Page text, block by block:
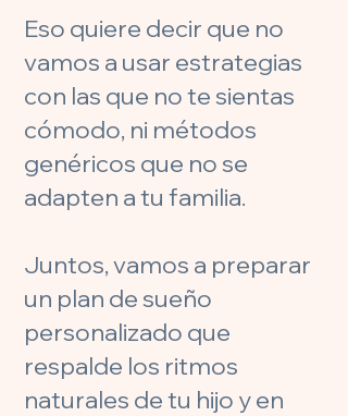
Eso quiere decir que no
vamos a usar estrategias
con las que no te sientas
cómodo, ni métodos
genéricos que no se
adapten a tu familia.
Juntos, vamos a preparar
un plan de sueño
personalizado que
respalde los ritmos
naturales de tu hijo y en